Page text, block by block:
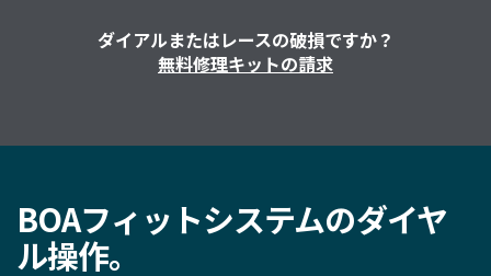
ダイアルまたはレースの破損ですか？
無料修理キットの請求
BOAフィットシステムのダイヤ
ル操作。